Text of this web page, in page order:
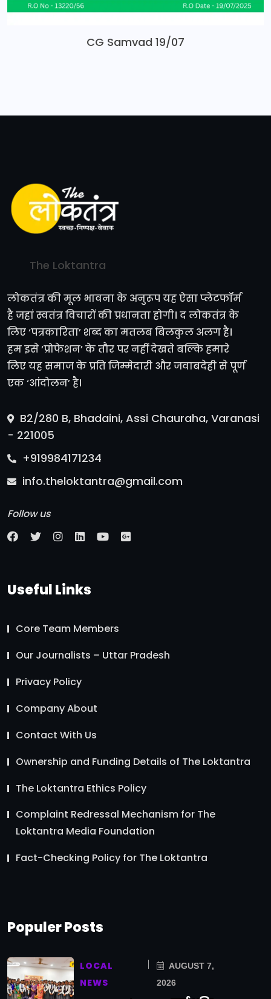
CG Samvad 19/07
The Loktantra
लोकतंत्र की मूल भावना के अनुरूप यह ऐसा प्लेटफॉर्म
है जहां स्वतंत्र विचारों की प्रधानता होगी। द लोकतंत्र के
लिए ‘पत्रकारिता’ शब्द का मतलब बिलकुल अलग है।
हम इसे ‘प्रोफेशन’ के तौर पर नहीं देखते बल्कि हमारे
लिए यह समाज के प्रति जिम्मेदारी और जवाबदेही से पूर्ण
एक ‘आंदोलन’ है।
B2/280 B, Bhadaini, Assi Chauraha, Varanasi
- 221005
+919984171234
info.theloktantra@gmail.com
Follow us
Useful Links
Core Team Members
Our Journalists – Uttar Pradesh
Privacy Policy
Company About
Contact With Us
Ownership and Funding Details of The Loktantra
The Loktantra Ethics Policy
Complaint Redressal Mechanism for The
Loktantra Media Foundation
Fact-Checking Policy for The Loktantra
Populer Posts
LOCAL
NEWS
AUGUST 7,
2026